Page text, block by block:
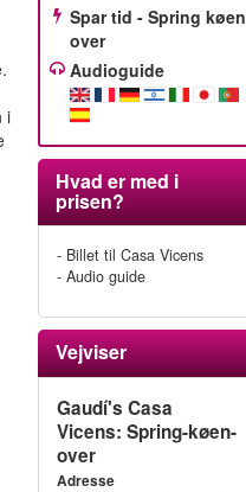
i
Spar tid - Spring køen
over
Audioguide
Hvad er med i
prisen?
- Billet til Casa Vicens
- Audio guide
Vejviser
Gaudí's Casa
Vicens: Spring-køen-
over
Adresse